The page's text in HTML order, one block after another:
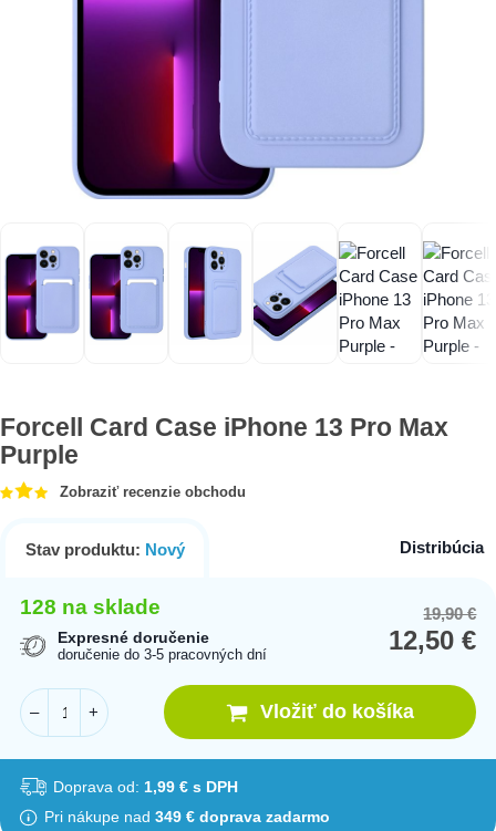
Forcell Card Case iPhone 13 Pro Max
Purple
Zobraziť recenzie obchodu
Stav produktu: Nový Distribúcia
128 na sklade
Expresné doručenie
doručenie do 3-5 pracovných dní
19,90€
12,50€
–
+ Vložiť do košíka
Doprava od: 1,99 € s DPH
Pri nákupe nad 349 € doprava zadarmo